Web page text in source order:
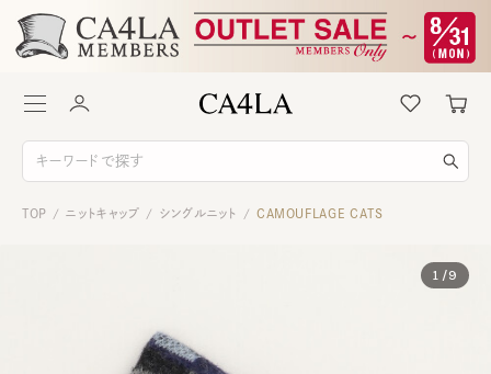
TOP / ニットキャップ / シングルニット / CAMOUFLAGE CATS
1 /9